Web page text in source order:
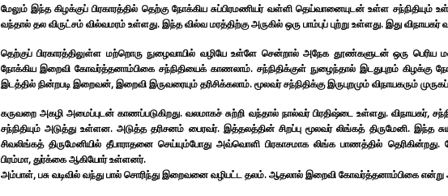
மேலும் இந்த கிழக்குப் பிரகாரத்தில் தெற்கு நோக்கிய சுப்பிரமணியர் வள்ளி தெய்வானையுடன் உள்ள சந்நிதியும்
வந்தால் தல விருட்சம் வில்வமரம் உள்ளது. இந்த வில்வ மரத்திற்கு அருகில் ஒரு பாம்புப் புற்று உள்ளது. இது விநாயகர்
தெற்குப் பிரகாரத்திலுள்ள மற்றொரு நுழைவாயில் வழியே உள்ளே சென்றால் அநேக தூண்களுடன் ஒரு
நோக்கிய இறைவி கோவர்த்தனாம்பிகை சந்நிதியைக் காணலாம். சந்நிதிக்குள் நுழைந்தால் இடதுபுறம் கிழக்கு
இடத்தில் நின்றபடி இறைவன், இறைவி இருவரையும் தரிசிக்கலாம். மூலவர் சந்நிதிக்கு இருபுறமும் விநாயகரும்
கருவறை அகழி அமைப்புடன் காணப்படுகிறது. வலமாகச் சுற்றி வந்தால் நால்வர் பிரதிஷ்டை உள்ளது. விநாயகர்,
சந்நிதியும் அடுத்து உள்ளன. அடுத்த தரிசனம் பைரவர். இத்தலத்தின் சிறப்பு மூலவர் லிங்கத் திருமேனி. இந்த
சிவலிங்கத் திருமேனியில் தீபாராதனை செய்யும்போது அவ்வொளி பிரகாசமாக லிங்க பாணத்தில்
பிரம்மா, துர்க்கை ஆகியோர் உள்ளனர்.
அம்பாள், பசு வடிவில் வந்து பால் சொரிந்து இறைவனை வழிபட்ட தலம். ஆதலால் இறைவி கோவர்த்தனாம்பிகை என்று